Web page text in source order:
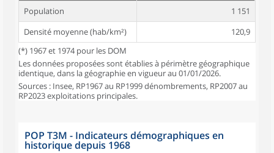
Population
1 151
Densité moyenne (hab/km²)
120,9
(*) 1967 et 1974 pour les DOM
Les données proposées sont établies à périmètre géographique
identique, dans la géographie en vigueur au 01/01/2026.
Sources : Insee, RP1967 au RP1999 dénombrements, RP2007 au
RP2023 exploitations principales.
POP T3M - Indicateurs démographiques en
historique depuis 1968